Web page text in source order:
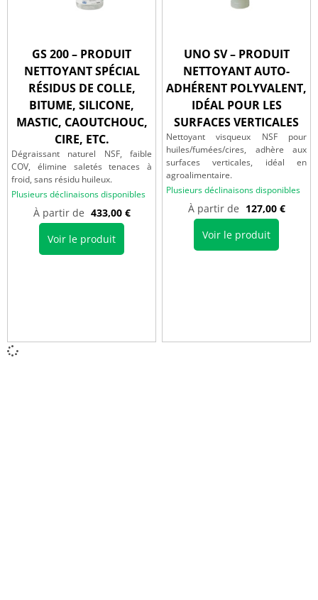
GS 200 – PRODUIT
NETTOYANT SPÉCIAL
RÉSIDUS DE COLLE,
BITUME, SILICONE,
MASTIC, CAOUTCHOUC,
CIRE, ETC.
Dégraissant naturel NSF, faible
COV, élimine saletés tenaces à
froid, sans résidu huileux.
Plusieurs déclinaisons disponibles
À partir de 433,00 €
Voir le produit
UNO SV – PRODUIT
NETTOYANT AUTO-
ADHÉRENT POLYVALENT,
IDÉAL POUR LES
SURFACES VERTICALES
Nettoyant visqueux NSF pour
huiles/fumées/cires, adhère aux
surfaces verticales, idéal en
agroalimentaire.
Plusieurs déclinaisons disponibles
À partir de 127,00 €
Voir le produit